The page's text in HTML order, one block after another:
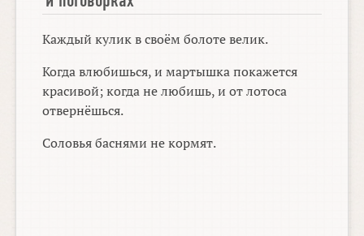
Каждый кулик в своём болоте велик.
Когда влюбишься, и мартышка покажется
красивой; когда не любишь, и от лотоса
отвернёшься.
Соловья баснями не кормят.